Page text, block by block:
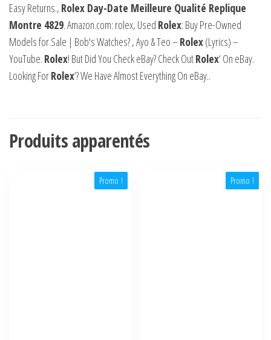
Easy Returns., Rolex Day-Date Meilleure Qualité Replique
Montre 4829. Amazon.com: rolex, Used Rolex: Buy Pre-Owned
Models for Sale | Bob's Watches?, Ayo & Teo –Rolex(Lyrics) –
YouTube. Rolex! But Did You Check eBay? Check OutRolex‘ On eBay.
Looking ForRolex‘? We Have Almost Everything On eBay..
Produits apparentés
Promo ! Promo !